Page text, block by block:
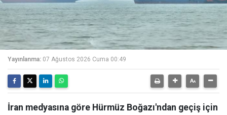
Yayınlanma: 07 Ağustos 2026 Cuma 00:49
İran medyasına göre Hürmüz Boğazı'ndan geçiş için